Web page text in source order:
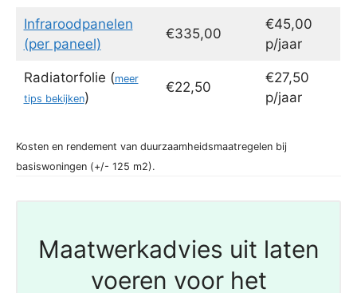
Infraroodpanelen
(per paneel)
€335,00
€45,00
p/jaar
Radiatorfolie (meer
tips bekijken)
€22,50
€27,50
p/jaar
Kosten en rendement van duurzaamheidsmaatregelen bij
basiswoningen (+/- 125 m2).
Maatwerkadvies uit laten
voeren voor het